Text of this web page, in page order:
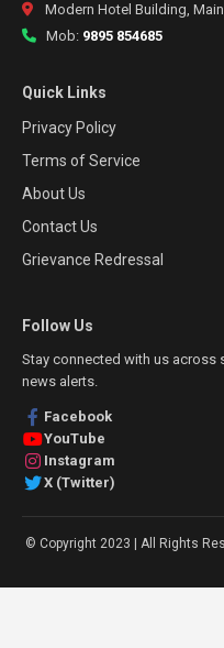
Modern Hotel Building,
Mob: 9895 854685
Quick Links
Privacy Policy
Terms of Service
About Us
Contact Us
Grievance Redressal
Follow Us
Stay connected with us
news alerts.
Facebook
YouTube
Instagram
X (Twitter)
© Copyright 2023 | All Rights